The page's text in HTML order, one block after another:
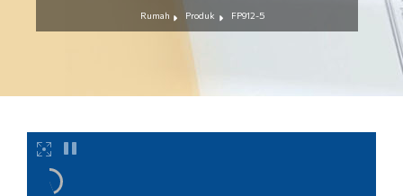
Rumah Produk FP912-5